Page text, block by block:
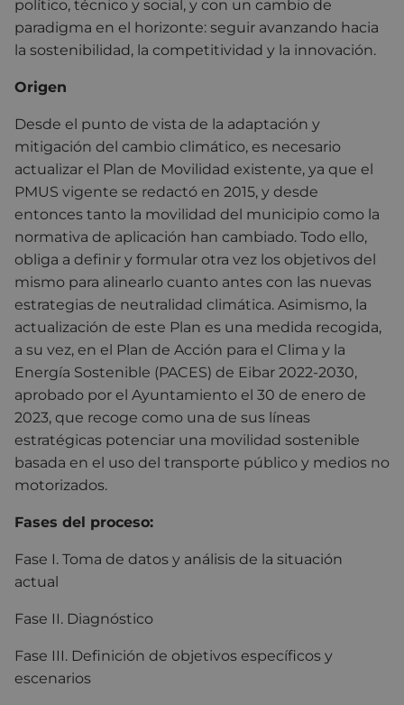
político, técnico y social, y con un cambio de
paradigma en el horizonte: seguir avanzando hacia
la sostenibilidad, la competitividad y la innovación.
Origen
Desde el punto de vista de la adaptación y
mitigación del cambio climático, es necesario
actualizar el Plan de Movilidad existente, ya que el
PMUS vigente se redactó en 2015, y desde
entonces tanto la movilidad del municipio como la
normativa de aplicación han cambiado. Todo ello,
obliga a definir y formular otra vez los objetivos del
mismo para alinearlo cuanto antes con las nuevas
estrategias de neutralidad climática. Asimismo, la
actualización de este Plan es una medida recogida,
a su vez, en el Plan de Acción para el Clima y la
Energía Sostenible (PACES) de Eibar 2022-2030,
aprobado por el Ayuntamiento el 30 de enero de
2023, que recoge como una de sus líneas
estratégicas potenciar una movilidad sostenible
basada en el uso del transporte público y medios no
motorizados.
Fases del proceso:
Fase I. Toma de datos y análisis de la situación
actual
Fase II. Diagnóstico
Fase III. Definición de objetivos específicos y
escenarios